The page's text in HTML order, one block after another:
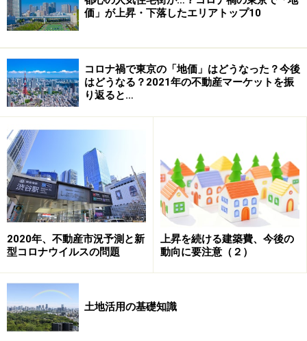
どのような用途の建物を建てるか？
一言で建物を建てると言っても、様々な活用手段があり
ますが、大別すれば「商業施設（商業・事務所ビルな
ど）」と「賃貸住宅（マンションやアパートなど）」に
分類できます。また、それらの併設というのもあり得る
でしょう。
価」が上昇・下落したエリアトップ10
コロナ禍で東京の「地価」はどうなった？今後
はどうなる？2021年の不動産マーケットを振
り返ると…
2020年、不動産市況予測と新
型コロナウイルスの問題
上昇を続ける建築費、今後の
動向に要注意（２）
土地活用の基礎知識